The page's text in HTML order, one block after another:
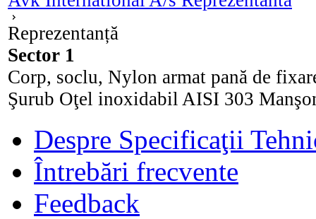
Reprezentanță
Sector 1
Corp, soclu, Nylon armat pană de
Şurub Oţel inoxidabil AISI 303
Despre Specificaţii
Întrebări frecvente
Feedback